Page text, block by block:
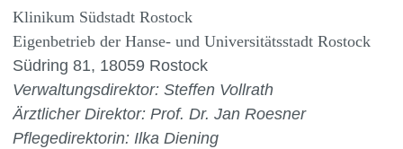
Klinikum Südstadt Rostock
Eigenbetrieb der Hanse- und Universitätsstadt Rostock
Südring 81, 18059 Rostock
Verwaltungsdirektor: Steffen Vollrath
Ärztlicher Direktor: Prof. Dr. Jan Roesner
Pflegedirektorin: Ilka Diening